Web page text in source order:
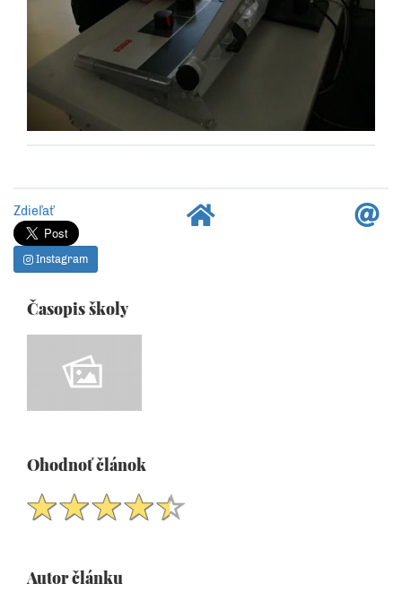
Zdieľať
Instagram
Časopis školy
Ohodnoť článok
Autor článku